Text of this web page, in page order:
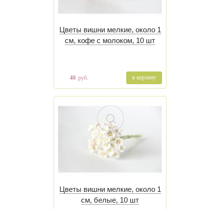
Цветы вишни мелкие, около 1
см, кофе с молоком, 10 шт
40 руб. в корзину
Цветы вишни мелкие, около 1
см, белые, 10 шт